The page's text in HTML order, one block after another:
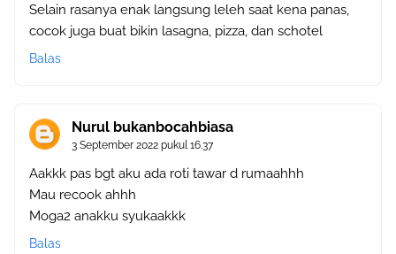
Selain rasanya enak langsung leleh saat kena panas,
cocok juga buat bikin lasagna, pizza, dan schotel
Balas
Nurul bukanbocahbiasa
3 September 2022 pukul 16.37
Aakkk pas bgt aku ada roti tawar d rumaahhh
Mau recook ahhh
Moga2 anakku syukaakkk
Balas